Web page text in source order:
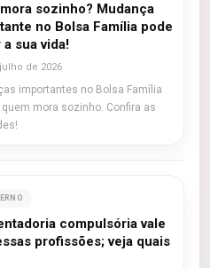
sozinho? Mudança
no Bolsa Família pode
sua vida!
de 2026
importantes no Bolsa Família
mora sozinho. Confira as
compulsória vale
profissões; veja quais